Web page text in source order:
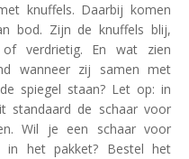
knuffels. Daarbij komen
bod. Zijn de knuffels blij,
verdrietig. En wat zien
wanneer zij samen met
spiegel staan? Let op: in
standaard de schaar voor
Wil je een schaar voor
in het pakket? Bestel het